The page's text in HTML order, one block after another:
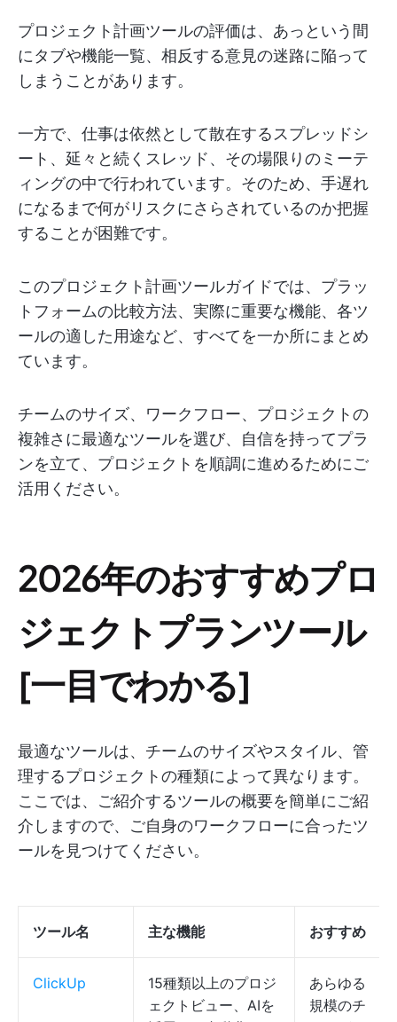
プロジェクト計画ツールの評価は、あっという間
にタブや機能一覧、相反する意見の迷路に陥って
しまうことがあります。
一方で、仕事は依然として散在するスプレッドシ
ート、延々と続くスレッド、その場限りのミーテ
ィングの中で行われています。そのため、手遅れ
になるまで何がリスクにさらされているのか把握
することが困難です。
このプロジェクト計画ツールガイドでは、プラッ
トフォームの比較方法、実際に重要な機能、各ツ
ールの適した用途など、すべてを一か所にまとめ
ています。
チームのサイズ、ワークフロー、プロジェクトの
複雑さに最適なツールを選び、自信を持ってプラ
ンを立て、プロジェクトを順調に進めるためにご
活用ください。
2026年のおすすめプロ
ジェクトプランツール
[一目でわかる]
最適なツールは、チームのサイズやスタイル、管
理するプロジェクトの種類によって異なります。
ここでは、ご紹介するツールの概要を簡単にご紹
介しますので、ご自身のワークフローに合ったツ
ールを見つけてください。
ツール名 主な機能 おすすめ
ClickUp
15種類以上のプロジ
ェクトビュー、AIを
あらゆる
規模のチ